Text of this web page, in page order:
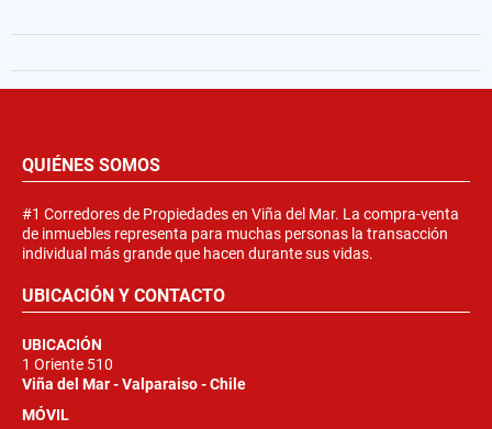
QUIÉNES SOMOS
#1 Corredores de Propiedades en Viña del Mar. La compra-venta
de inmuebles representa para muchas personas la transacción
individual más grande que hacen durante sus vidas.
UBICACIÓN Y CONTACTO
UBICACIÓN
1 Oriente 510
Viña del Mar - Valparaiso - Chile
MÓVIL